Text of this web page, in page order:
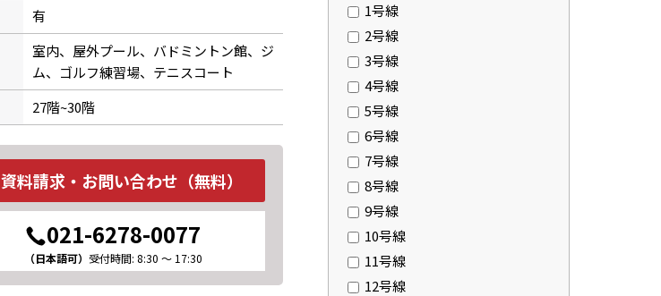
有
室内、屋外プール、バドミントン館、ジ
ム、ゴルフ練習場、テニスコート
27階~30階
資料請求・お問い合わせ（無料）
021-6278-0077
（日本語可） 受付時間: 8:30 ～ 17:30
1号線
2号線
3号線
4号線
5号線
6号線
7号線
8号線
9号線
10号線
11号線
12号線